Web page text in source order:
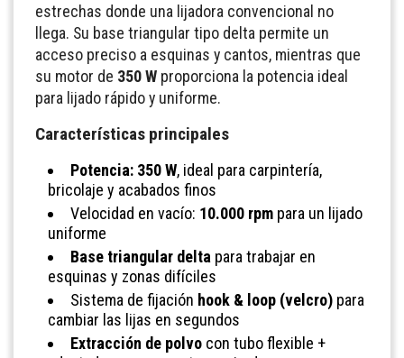
estrechas donde una lijadora convencional no
llega. Su base triangular tipo delta permite un
acceso preciso a esquinas y cantos, mientras que
su motor de 350 W proporciona la potencia ideal
para lijado rápido y uniforme.
Características principales
Potencia: 350 W, ideal para carpintería,
bricolaje y acabados finos
Velocidad en vacío: 10.000 rpm para un lijado
uniforme
Base triangular delta para trabajar en
esquinas y zonas difíciles
Sistema de fijación hook & loop (velcro) para
cambiar las lijas en segundos
Extracción de polvo con tubo flexible +